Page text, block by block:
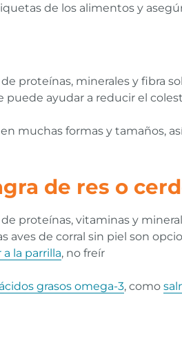
de los alimentos y
proteínas, minerales y fibra
puede ayudar a reducir el
muchas formas y tamaños,
de res o
proteínas, vitaminas y
aves de corral sin piel son
a la parrilla, no freír
ácidos grasos omega-3, como